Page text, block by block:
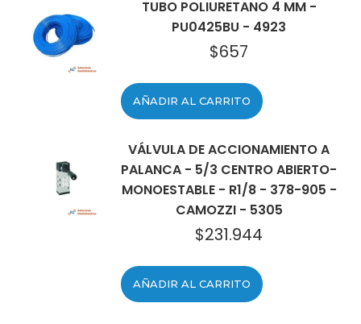
TUBO POLIURETANO 4 MM -
PU0425BU - 4923
$657
AÑADIR AL CARRITO
VÁLVULA DE ACCIONAMIENTO A
PALANCA - 5/3 CENTRO ABIERTO-
MONOESTABLE - R1/8 - 378-905 -
CAMOZZI - 5305
$231.944
AÑADIR AL CARRITO